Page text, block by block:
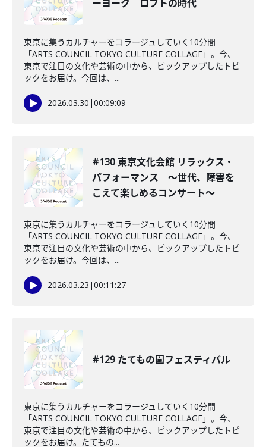
ーヨーク ロフトの時代
東京に集うカルチャーをコラージュしていく10分間
「ARTS COUNCIL TOKYO CULTURE COLLAGE」。今、
東京で注目の文化や芸術の中から、ピックアップしたトピ
ックをお届け。今回は、...
2026.03.30 |00:09:09
#130 東京文化会館 リラックス・
パフォーマンス ～世代、障害を
こえて楽しめるコンサート～
東京に集うカルチャーをコラージュしていく10分間
「ARTS COUNCIL TOKYO CULTURE COLLAGE」。今、
東京で注目の文化や芸術の中から、ピックアップしたトピ
ックをお届け。今回は、...
2026.03.23 |00:11:27
#129 たてもの園フェスティバル
東京に集うカルチャーをコラージュしていく10分間
「ARTS COUNCIL TOKYO CULTURE COLLAGE」。今、
東京で注目の文化や芸術の中から、ピックアップしたトピ
ックをお届け。たてもの...